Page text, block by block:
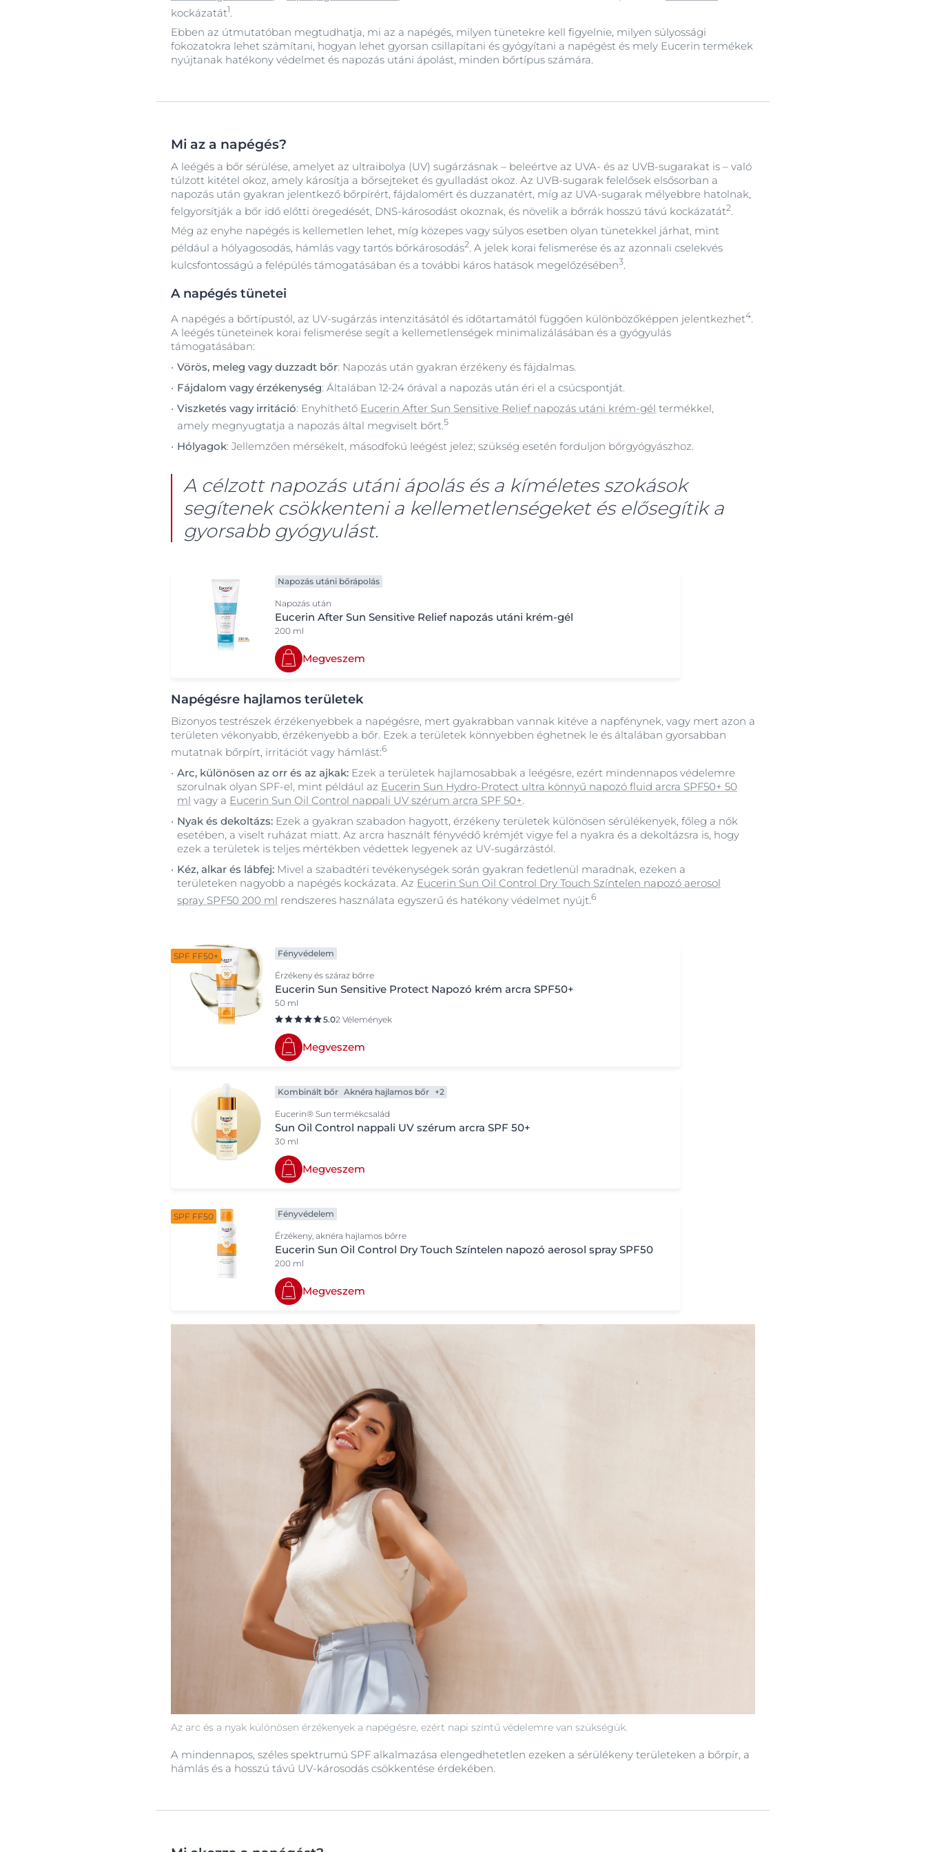
kockázatát1.
Ebben az útmutatóban megtudhatja, mi az a napégés, milyen tünetekre kell figyelnie, milyen súlyossági
fokozatokra lehet számítani, hogyan lehet gyorsan csillapítani és gyógyítani a napégést és mely Eucerin termékek
nyújtanak hatékony védelmet és napozás utáni ápolást, minden bőrtípus számára.
Mi az a napégés?
A leégés a bőr sérülése, amelyet az ultraibolya (UV) sugárzásnak – beleértve az UVA- és az UVB-sugarakat is – való
túlzott kitétel okoz, amely károsítja a bőrsejteket és gyulladást okoz. Az UVB-sugarak felelősek elsősorban a
napozás után gyakran jelentkező bőrpírért, fájdalomért és duzzanatért, míg az UVA-sugarak mélyebbre hatolnak,
felgyorsítják a bőr idő előtti öregedését, DNS-károsodást okoznak, és növelik a bőrrák hosszú távú kockázatát2.
Még az enyhe napégés is kellemetlen lehet, míg közepes vagy súlyos esetben olyan tünetekkel járhat, mint
például a hólyagosodás, hámlás vagy tartós bőrkárosodás2. A jelek korai felismerése és az azonnali cselekvés
kulcsfontosságú a felépülés támogatásában és a további káros hatások megelőzésében3.
A napégés tünetei
A napégés a bőrtípustól, az UV-sugárzás intenzitásától és időtartamától függően különbözőképpen jelentkezhet4.
A leégés tüneteinek korai felismerése segít a kellemetlenségek minimalizálásában és a gyógyulás
támogatásában:
Vörös, meleg vagy duzzadt bőr: Napozás után gyakran érzékeny és fájdalmas.
Fájdalom vagy érzékenység: Általában 12-24 órával a napozás után éri el a csúcspontját.
Viszketés vagy irritáció: Enyhíthető Eucerin After Sun Sensitive Relief napozás utáni krém-gél termékkel,
amely megnyugtatja a napozás által megviselt bőrt.5
Hólyagok: Jellemzően mérsékelt, másodfokú leégést jelez; szükség esetén forduljon bőrgyógyászhoz.
A célzott napozás utáni ápolás és a kíméletes szokások
segítenek csökkenteni a kellemetlenségeket és elősegítik a
gyorsabb gyógyulást.
Napozás utáni bőrápolás
Napozás után
Eucerin After Sun Sensitive Relief napozás utáni krém-gél
200 ml
Megveszem
Napégésre hajlamos területek
Bizonyos testrészek érzékenyebbek a napégésre, mert gyakrabban vannak kitéve a napfénynek, vagy mert azon a
területen vékonyabb, érzékenyebb a bőr. Ezek a területek könnyebben éghetnek le és általában gyorsabban
mutatnak bőrpírt, irritációt vagy hámlást:6
Arc, különösen az orr és az ajkak: Ezek a területek hajlamosabbak a leégésre, ezért mindennapos védelemre
szorulnak olyan SPF-el, mint például az Eucerin Sun Hydro-Protect ultra könnyű napozó fluid arcra SPF50+ 50
ml vagy a Eucerin Sun Oil Control nappali UV szérum arcra SPF 50+.
Nyak és dekoltázs: Ezek a gyakran szabadon hagyott, érzékeny területek különösen sérülékenyek, főleg a nők
esetében, a viselt ruházat miatt. Az arcra használt fényvédő krémjét vigye fel a nyakra és a dekoltázsra is, hogy
ezek a területek is teljes mértékben védettek legyenek az UV-sugárzástól.
Kéz, alkar és lábfej: Mivel a szabadtéri tevékenységek során gyakran fedetlenül maradnak, ezeken a
területeken nagyobb a napégés kockázata. Az Eucerin Sun Oil Control Dry Touch Színtelen napozó aerosol
spray SPF50 200 ml rendszeres használata egyszerű és hatékony védelmet nyújt.6
SPF FF50+ Fényvédelem
Érzékeny és száraz bőrre
Eucerin Sun Sensitive Protect Napozó krém arcra SPF50+
50 ml
5.02 Vélemények
Megveszem
Kombinált bőr Aknéra hajlamos bőr +2
Eucerin® Sun termékcsalád
Sun Oil Control nappali UV szérum arcra SPF 50+
30 ml
Megveszem
SPF FF50 Fényvédelem
Érzékeny, aknéra hajlamos bőrre
Eucerin Sun Oil Control Dry Touch Színtelen napozó aerosol spray SPF50
200 ml
Megveszem
Az arc és a nyak különösen érzékenyek a napégésre, ezért napi szintű védelemre van szükségük.
A mindennapos, széles spektrumú SPF alkalmazása elengedhetetlen ezeken a sérülékeny területeken a bőrpír, a
hámlás és a hosszú távú UV-károsodás csökkentése érdekében.